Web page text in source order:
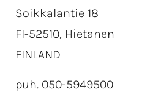
Soikkalantie 18
FI-52510, Hietanen
FINLAND
puh. 050-5949500